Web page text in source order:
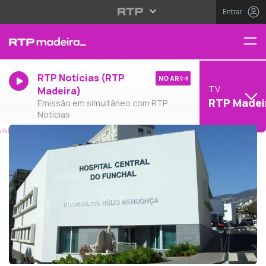
Entrar
RTP Notícias (RTP
Madeira)
Emissão em simultâneo com RTP
Notícias
NO AR
TV
RTP